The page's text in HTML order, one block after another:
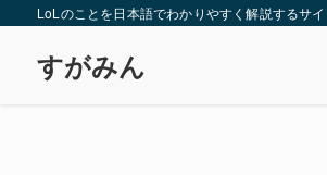
LoLのことを日本語でわかりやすく解説するサ
すがみん